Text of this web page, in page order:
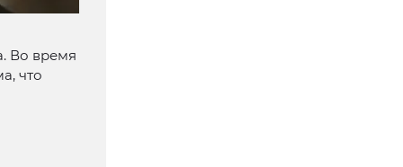
Во время
что